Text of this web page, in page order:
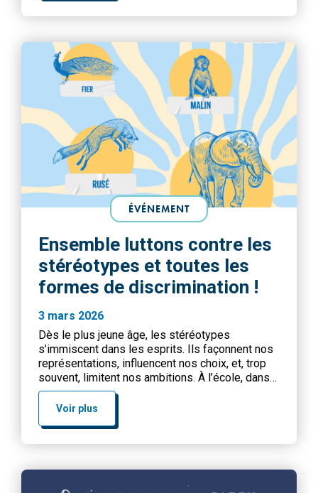
développer un esprit critique et […]
ÉVÉNEMENT
Ensemble luttons contre les
stéréotypes et toutes les
formes de discrimination !
3 mars 2026
Dès le plus jeune âge, les stéréotypes
s’immiscent dans les esprits. Ils façonnent nos
représentations, influencent nos choix, et, trop
souvent, limitent nos ambitions. À l’école, dans
la cour de récréation, dans les médias ou au sein
de la famille, les enfants intériorisent des
Voir plus